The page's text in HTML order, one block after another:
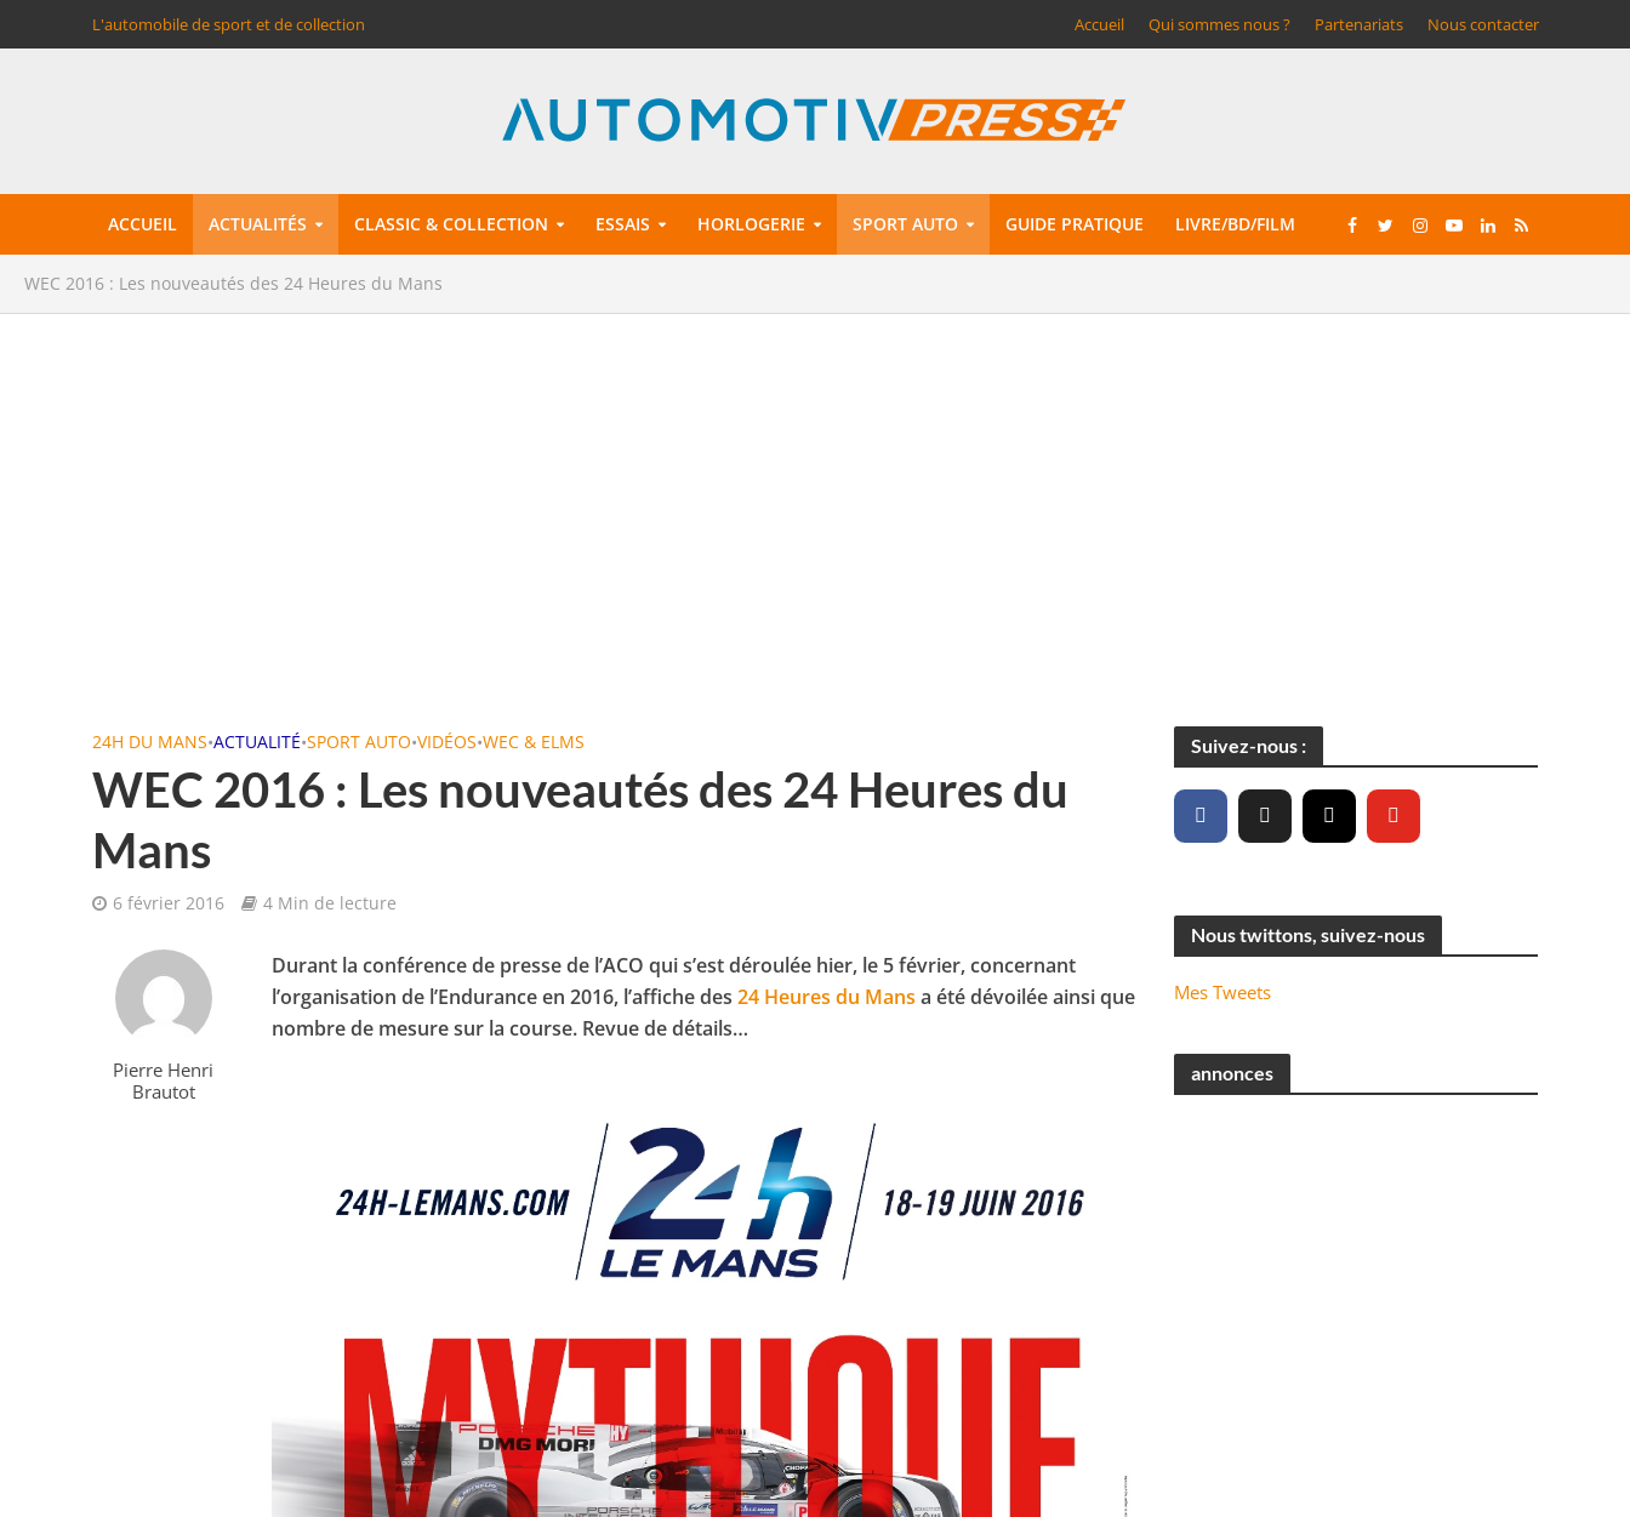
L'automobile de sport et de collection Accueil Qui sommes nous ? Partenariats Nous contacter
ACCUEIL ACTUALITÉS CLASSIC & COLLECTION ESSAIS HORLOGERIE SPORT AUTO GUIDE PRATIQUE LIVRE/BD/FILM
WEC 2016 : Les nouveautés des 24 Heures du Mans
24H DU MANS•ACTUALITÉ•SPORT AUTO•VIDÉOS•WEC & ELMS
WEC 2016 : Les nouveautés des 24 Heures du
Mans
6 février 2016 4 Min de lecture
Pierre Henri
Brautot
Durant la conférence de presse de l’ACO qui s’est déroulée hier, le 5 février, concernant
l’organisation de l’Endurance en 2016, l’affiche des24 Heures du Mans a été dévoilée ainsi que
nombre de mesure sur la course. Revue de détails…
Suivez-nous :
Nous twittons, suivez-nous
Mes Tweets
annonces